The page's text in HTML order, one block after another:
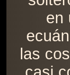
en
las